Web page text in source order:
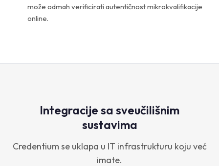
može odmah verificirati autentičnost mikrokvalifikacije
online.
Integracije sa sveučilišnim
sustavima
Credentium se uklapa u IT infrastrukturu koju već
imate.